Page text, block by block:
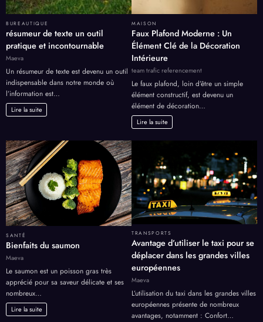
BUREAUTIQUE
résumeur de texte un outil
pratique et incontournable
Maeva
Un résumeur de texte est devenu un outil
indispensable dans notre monde où
l’information est…
Lire la suite
MAISON
Faux Plafond Moderne : Un
Élément Clé de la Décoration
Intérieure
team trafic referencement
Le faux plafond, loin d’être un simple
élément constructif, est devenu un
élément de décoration…
Lire la suite
SANTÉ
Bienfaits du saumon
Maeva
Le saumon est un poisson gras très
apprécié pour sa saveur délicate et ses
nombreux…
Lire la suite
TRANSPORTS
Avantage d’utiliser le taxi pour se
déplacer dans les grandes villes
européennes
Maeva
L’utilisation du taxi dans les grandes villes
européennes présente de nombreux
avantages, notamment : Confort…